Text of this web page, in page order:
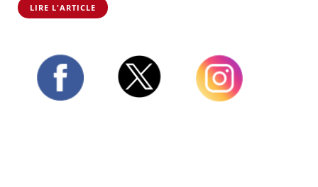
LIRE L'ARTICLE